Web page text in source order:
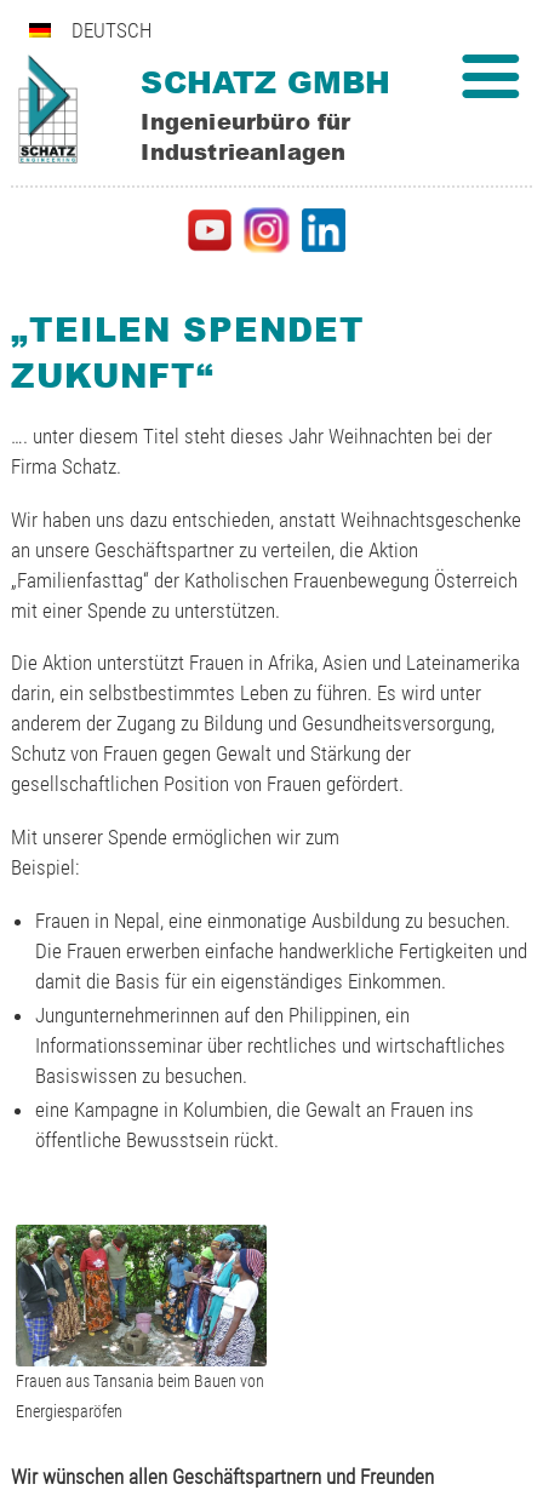
DEUTSCH
SCHATZ GMBH
Ingenieurbüro für
Industrieanlagen
„TEILEN SPENDET
ZUKUNFT“
…. unter diesem Titel steht dieses Jahr Weihnachten bei der
Firma Schatz.
Wir haben uns dazu entschieden, anstatt Weihnachtsgeschenke
an unsere Geschäftspartner zu verteilen, die Aktion
„Familienfasttag“ der Katholischen Frauenbewegung Österreich
mit einer Spende zu unterstützen.
Die Aktion unterstützt Frauen in Afrika, Asien und Lateinamerika
darin, ein selbstbestimmtes Leben zu führen. Es wird unter
anderem der Zugang zu Bildung und Gesundheitsversorgung,
Schutz von Frauen gegen Gewalt und Stärkung der
gesellschaftlichen Position von Frauen gefördert.
Mit unserer Spende ermöglichen wir zum
Beispiel:
Frauen in Nepal, eine einmonatige Ausbildung zu besuchen.
Die Frauen erwerben einfache handwerkliche Fertigkeiten und
damit die Basis für ein eigenständiges Einkommen.
Jungunternehmerinnen auf den Philippinen, ein
Informationsseminar über rechtliches und wirtschaftliches
Basiswissen zu besuchen.
eine Kampagne in Kolumbien, die Gewalt an Frauen ins
öffentliche Bewusstsein rückt.
Frauen aus Tansania beim Bauen von
Energiesparöfen
Wir wünschen allen Geschäftspartnern und Freunden